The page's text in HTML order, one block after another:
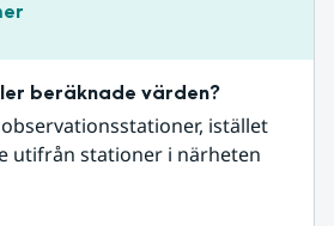
beräknade värden?
istället
utifrån stationer i närheten